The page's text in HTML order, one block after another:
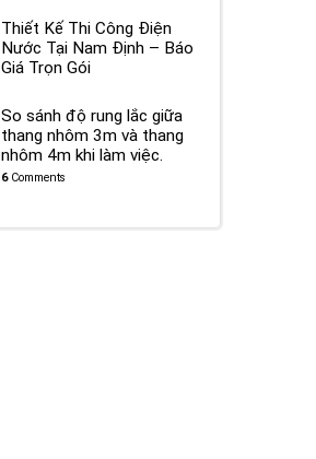
Thiết Kế Thi Công Điện
Nước Tại Nam Định – Báo
Giá Trọn Gói
So sánh độ rung lắc giữa
thang nhôm 3m và thang
nhôm 4m khi làm việc.
6Comments